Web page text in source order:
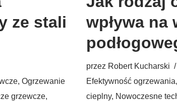
ze stali
, Ogrzewanie
grzewcze,
wpływa
przez Robert Kucharski
Efektywność ogrzewania,
cieplny, Nowoczesne